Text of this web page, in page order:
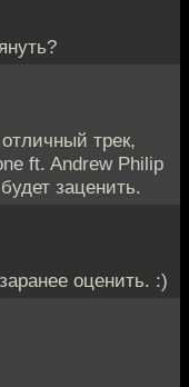
трек,
ft. Andrew Philip
заценить.
оценить. :)